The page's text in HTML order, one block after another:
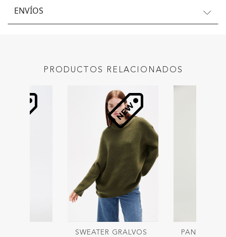
ENVÍOS
PRODUCTOS RELACIONADOS
SWEATER GRALVOS PANTALON